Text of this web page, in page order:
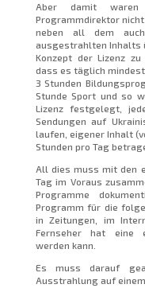
Aber damit
Programmdirektor
neben all dem
ausgestrahlten Inhalts
Konzept der Lizenz
dass es täglich
3 Stunden
Stunde Sport und so
Lizenz festgelegt,
Sendungen auf
laufen, eigener Inhalt
Stunden pro Tag
All dies muss mit den
Tag im Voraus
Programme
Programm für die
in Zeitungen, im
Fernseher hat eine
werden kann.
Es muss darauf
Ausstrahlung auf